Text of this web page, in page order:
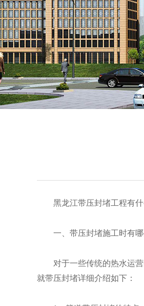
黑龙江带压封堵工程有什
一、带压封堵施工时有哪
对于一些传统的热水运营
就带压封堵详细介绍如下：